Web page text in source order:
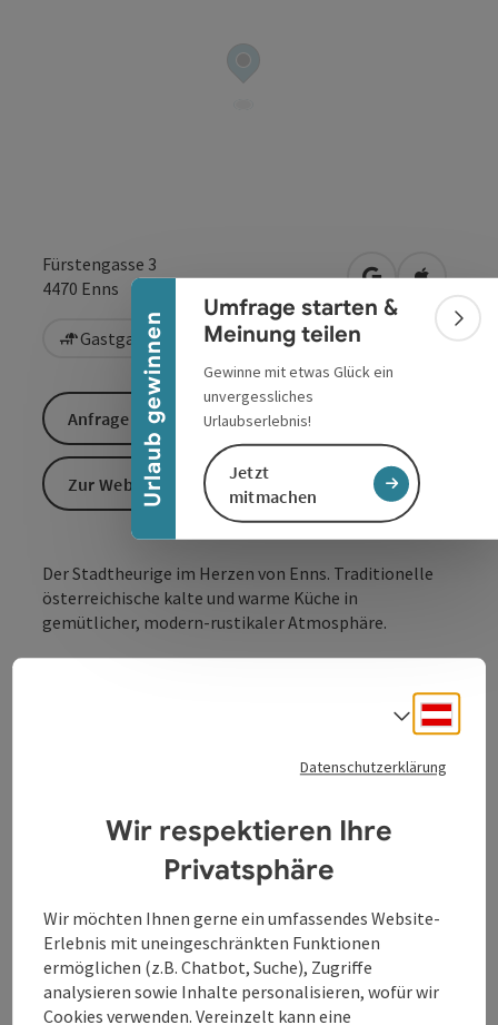
Urlaub gewinnen
Banner einklappen
Umfrage starten &
Meinung teilen
Gewinne mit etwas Glück ein
unvergessliches
Urlaubserlebnis!
Jetzt
mitmachen
Fürstengasse 3
4470 Enns in Google
in
Gastgarten / Terrasse
Der Stadtheurige im Herzen von Enns. Traditionelle
österreichische kalte und warme Küche in
gemütlicher, modern-rustikaler Atmosphäre.
Öffnungszeiten
Küche
Ausstattung
Anfrage senden
Zur Website
Datenschutzerklärung
Wir respektieren Ihre
Privatsphäre
Wir möchten Ihnen gerne ein umfassendes Website-
Erlebnis mit uneingeschränkten Funktionen
ermöglichen (z.B. Chatbot, Suche), Zugriffe
analysieren sowie Inhalte personalisieren, wofür wir
Cookies verwenden. Vereinzelt kann eine